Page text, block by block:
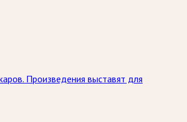
Произведения выставят для